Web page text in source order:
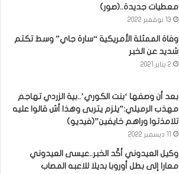
معطيات جديدة..(صور)
13 نوفمبر 2022
وفاة الممثلة الأمريكية “سارة جاي” وسط تكتم
شديد عن الخبر
2 يناير 2021
بعد أن وصفها ‘بنت الكوري’..بية الزردي تهاجم
مهذب الرميلي:”يلزم يتربى وهذا أش قالوا عليه
تلامذتوا وراهم خايفين”(فيديو)
وكيل العيدوني أكّد الخبر..عيسى العيدوني
معارا إلى بطل أوروبا بديلا للاعبه المصاب